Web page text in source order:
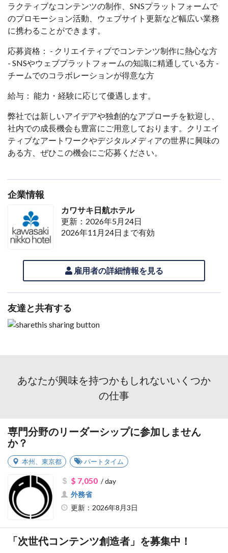
ラクティブなコンテンツの制作、SNSプラットフォームで
のプロモーション活動、ウェブサイト更新など幅広い業務
に携わることができます。
応募資格： - クリエイティブでコンテンツ制作に熱心な方
- SNSやウェブプラットフォームの知識に精通している方 -
チームでのコラボレーションが得意な方
給与： 能力・経験に応じて優遇します。
弊社では新しいアイデアや独創的なアプローチを歓迎し、
社内での成長機会も豊富にご用意しております。クリエイ
ティブなアートワークやデジタルメディアの世界に興味の
ある方、ぜひこの機会にご応募ください。
企業情報
カワサキ日航ホテル
更新：2026年5月24日
2026年11月24日まで有効
雇用者の詳細情報を見る
友達と共有する
あなたが興味を持つかもしれないいくつか
の仕事
専門分野のリーダーシップに参加しません
か？
本州 東京都 パートタイム
$ 7,050/ day
外務省
更新：2026年8月3日
「次世代コンテンツ創造者」を募集中！